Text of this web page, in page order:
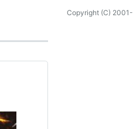
Copyright (C) 2001-